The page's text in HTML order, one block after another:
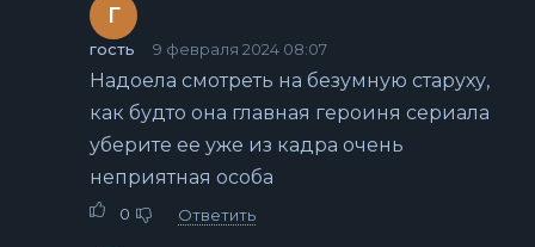
Г
гость 9 февраля 2024 08:07
Надоела смотреть на безумную старуху,
как будто она главная героиня сериала
уберите ее уже из кадра очень
неприятная особа
0 Ответить